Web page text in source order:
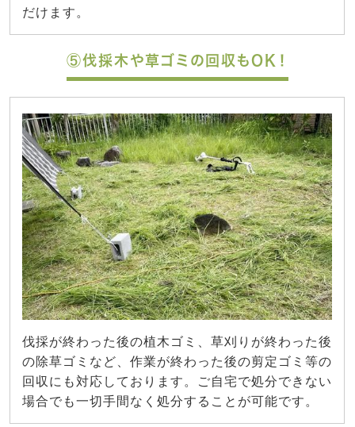
だけます。
⑤伐採木や草ゴミの回収もOK！
伐採が終わった後の植木ゴミ、草刈りが終わった後
の除草ゴミなど、作業が終わった後の剪定ゴミ等の
回収にも対応しております。ご自宅で処分できない
場合でも一切手間なく処分することが可能です。